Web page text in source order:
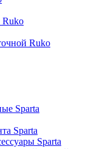
Ruko
Ruko
Sparta
Sparta
Sparta